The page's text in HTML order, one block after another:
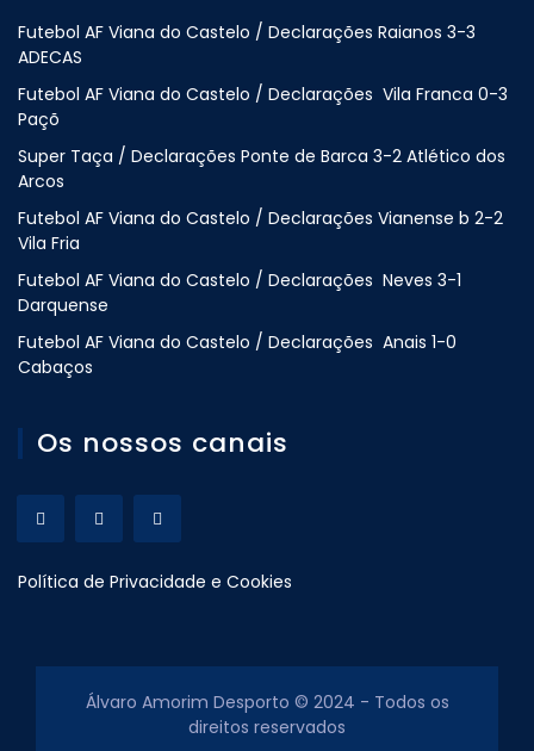
Futebol AF Viana do Castelo / Declarações Raianos 3-3
ADECAS
Futebol AF Viana do Castelo / Declarações Vila Franca 0-3
Paçõ
Super Taça / Declarações Ponte de Barca 3-2 Atlético dos
Arcos
Futebol AF Viana do Castelo / Declarações Vianense b 2-2
Vila Fria
Futebol AF Viana do Castelo / Declarações Neves 3-1
Darquense
Futebol AF Viana do Castelo / Declarações Anais 1-0
Cabaços
Os nossos canais
Política de Privacidade e Cookies
Álvaro Amorim Desporto © 2024 - Todos os
direitos reservados